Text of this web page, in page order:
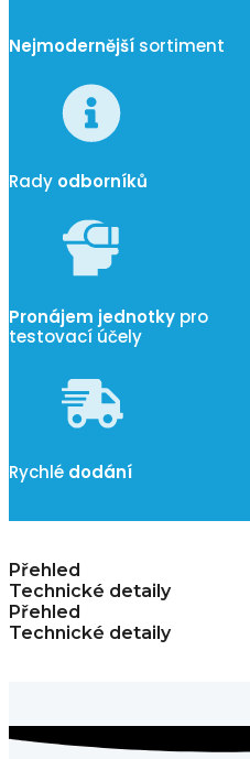
Nejmodernější sortiment
Rady odborníků
Pronájem jednotky pro
testovací účely
Rychlé dodání
Přehled
Technické detaily
Přehled
Technické detaily